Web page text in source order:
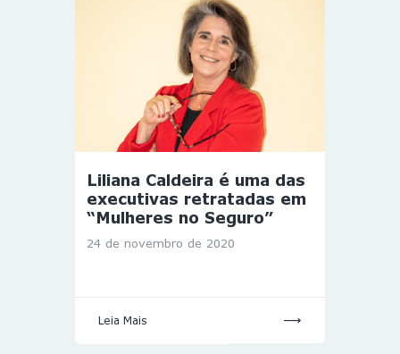
Liliana Caldeira é uma das
executivas retratadas em
“Mulheres no Seguro”
24 de novembro de 2020
Leia Mais